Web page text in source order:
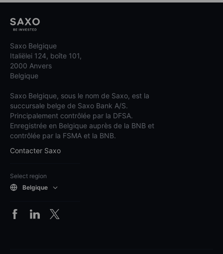
Saxo Belgique
Italiëlei 124, boîte 101,
2000 Anvers
Belgique
Saxo Belgique, sous le nom de Saxo, est la
succursale belge de Saxo Bank A/S.
Principalement contrôlée par la DFSA.
Enregistrée en Belgique auprès de la BNB et
contrôlée par la FSMA et la BNB.
Contacter Saxo
Select region
Belgique